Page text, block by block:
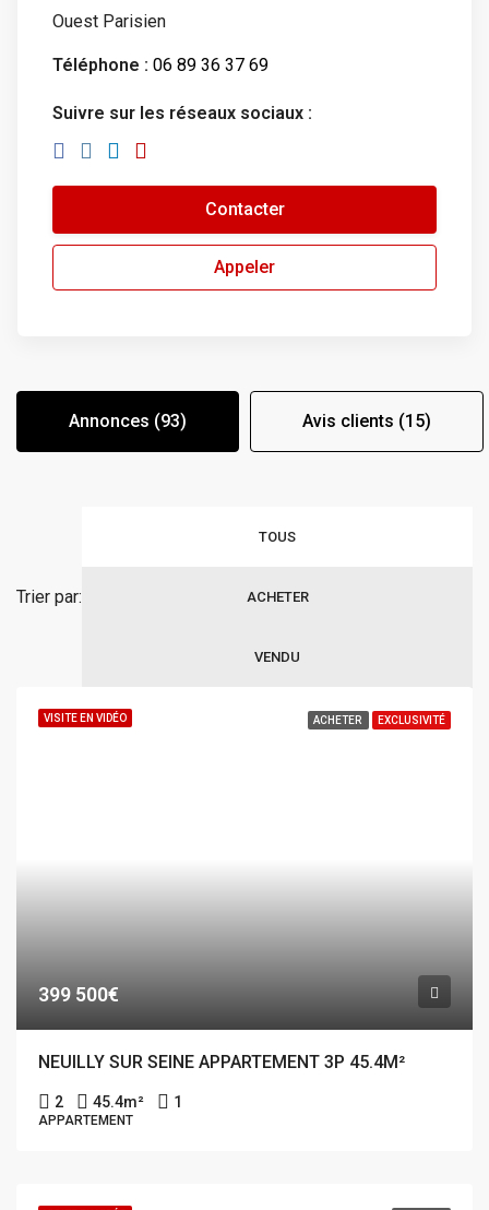
Ouest Parisien
Téléphone : 06 89 36 37 69
Suivre sur les réseaux sociaux :
Contacter
Appeler
Annonces (93) Avis clients (15)
TOUS
ACHETER
VENDU
Trier par:
VISITE EN VIDÉO ACHETER EXCLUSIVITÉ
399 500€
NEUILLY SUR SEINE APPARTEMENT 3P 45.4M²
2 45.4m² 1
APPARTEMENT